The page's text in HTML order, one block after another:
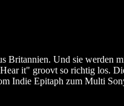
Und sie werden
it" groovt so richtig los.
Indie Epitaph zum Multi